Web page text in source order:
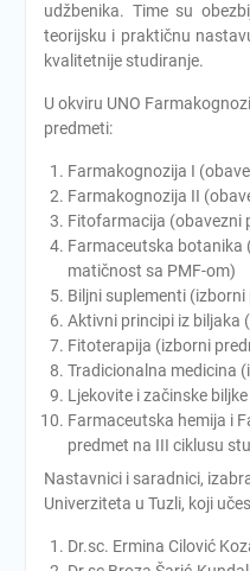
udžbenika. Time su
teorijsku i praktičnu
kvalitetnije studiranje.
U okviru UNO
predmeti:
Farmakognozija I
Farmakognozija II
Fitofarmacija (obavezni
Farmaceutska botanika
matičnost sa PMF-om)
Biljni suplementi (izborni
Aktivni principi iz biljaka
Fitoterapija (izborni
Tradicionalna medicina
Ljekovite i začinske
Farmaceutska hemija i
predmet na III ciklusu
Nastavnici i saradnici,
Univerziteta u Tuzli, koji
Dr.sc. Ermina Cilović